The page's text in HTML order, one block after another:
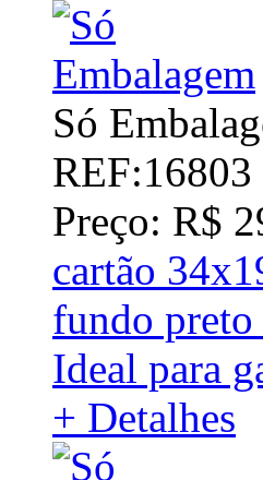
Só
REF:16803
Preço: R$
cartão
fundo
Ideal para
+ Detalhes